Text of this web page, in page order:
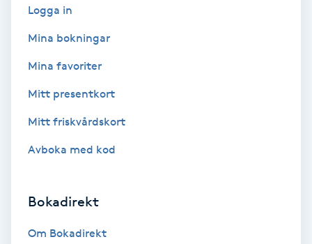
Brynfärgning
Brynplockning
Coachning
Logga in
Mina bokningar
Mina favoriter
Mitt presentkort
Mitt friskvårdskort
Avboka med kod
Bokadirekt
Om Bokadirekt